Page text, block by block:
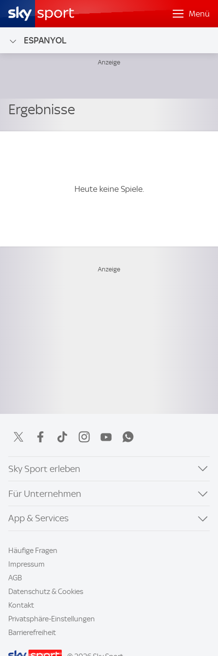
Menü
ESPANYOL
Heute keine Spiele.
Sky Sport erleben
Für Unternehmen
App & Services
Häufige Fragen
Impressum
AGB
Datenschutz & Cookies
Kontakt
Privatsphäre-Einstellungen
Barrierefreiheit